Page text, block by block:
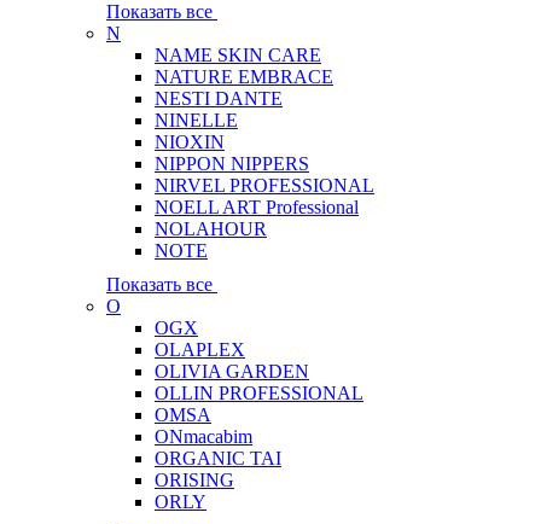
Показать все
N
NAME SKIN CARE
NATURE EMBRACE
NESTI DANTE
NINELLE
NIOXIN
NIPPON NIPPERS
NIRVEL PROFESSIONAL
NOELL ART Professional
NOLAHOUR
NOTE
Показать все
O
OGX
OLAPLEX
OLIVIA GARDEN
OLLIN PROFESSIONAL
OMSA
ONmacabim
ORGANIC TAI
ORISING
ORLY